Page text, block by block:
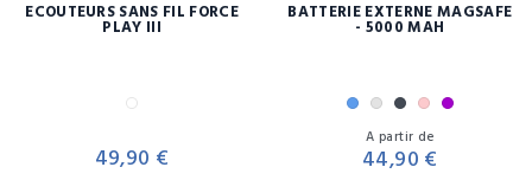
ECOUTEURS SANS FIL FORCE
PLAY III
Blanc
49,90 €
BATTERIE EXTERNE MAGSAFE
- 5000 MAH
BleuGrisNoirRoseViolet
A partir de
44,90 €